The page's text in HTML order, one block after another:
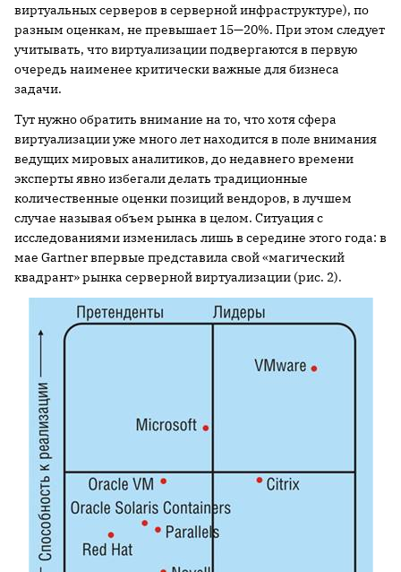
виртуальных серверов в серверной инфраструктуре), по
разным оценкам, не превышает 15—20%. При этом следует
учитывать, что виртуализации подвергаются в первую
очередь наименее критически важные для бизнеса
задачи.
Тут нужно обратить внимание на то, что хотя сфера
виртуализации уже много лет находится в поле внимания
ведущих мировых аналитиков, до недавнего времени
эксперты явно избегали делать традиционные
количественные оценки позиций вендоров, в лучшем
случае называя объем рынка в целом. Ситуация с
исследованиями изменилась лишь в середине этого года: в
мае Gartner впервые представила свой «магический
квадрант» рынка серверной виртуализации (рис. 2).